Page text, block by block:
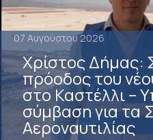
07 Αυγούστου 2026
Χρίστος Δήμας:
πρόοδος του
στο Καστέλλι –
σύμβαση για τα
Αεροναυτιλίας